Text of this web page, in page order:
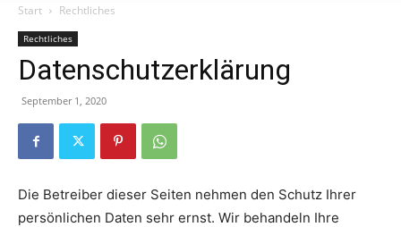
Start Rechtliches
Rechtliches
Datenschutzerklärung
September 1, 2020
Die Betreiber dieser Seiten nehmen den Schutz Ihrer
persönlichen Daten sehr ernst. Wir behandeln Ihre